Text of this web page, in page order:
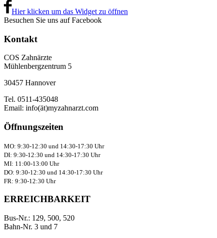
Hier klicken um das Widget zu öffnen
Besuchen Sie uns auf Facebook
Kontakt
COS Zahnärzte
Mühlenbergzentrum 5
30457 Hannover
Tel. 0511-435048
Email: info(ät)myzahnarzt.com
Öffnungszeiten
MO: 9:30-12:30 und 14:30-17:30 Uhr
DI: 9:30-12:30 und 14:30-17:30 Uhr
MI: 11:00-13:00 Uhr
DO: 9:30-12:30 und 14:30-17:30 Uhr
FR: 9:30-12:30 Uhr
ERREICHBARKEIT
Bus-Nr.: 129, 500, 520
Bahn-Nr. 3 und 7